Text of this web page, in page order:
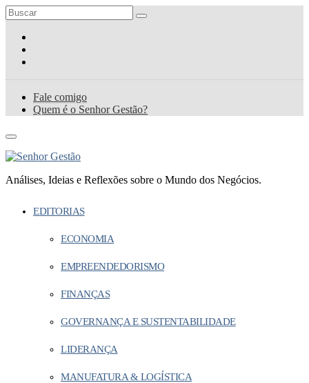
Fale comigo
Quem é o Senhor Gestão?
Análises, Ideias e Reflexões sobre o Mundo dos Negócios.
EDITORIAS
ECONOMIA
EMPREENDEDORISMO
FINANÇAS
GOVERNANÇA E SUSTENTABILIDADE
LIDERANÇA
MANUFATURA & LOGÍSTICA